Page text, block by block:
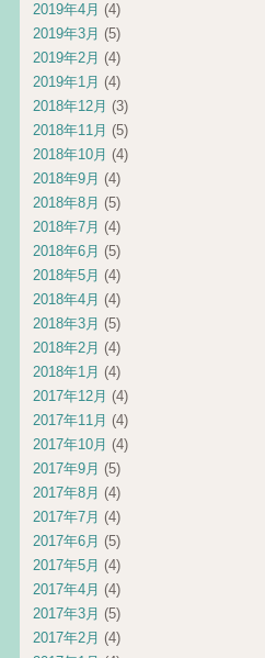
2019年4月 (4)
2019年3月 (5)
2019年2月 (4)
2019年1月 (4)
2018年12月 (3)
2018年11月 (5)
2018年10月 (4)
2018年9月 (4)
2018年8月 (5)
2018年7月 (4)
2018年6月 (5)
2018年5月 (4)
2018年4月 (4)
2018年3月 (5)
2018年2月 (4)
2018年1月 (4)
2017年12月 (4)
2017年11月 (4)
2017年10月 (4)
2017年9月 (5)
2017年8月 (4)
2017年7月 (4)
2017年6月 (5)
2017年5月 (4)
2017年4月 (4)
2017年3月 (5)
2017年2月 (4)